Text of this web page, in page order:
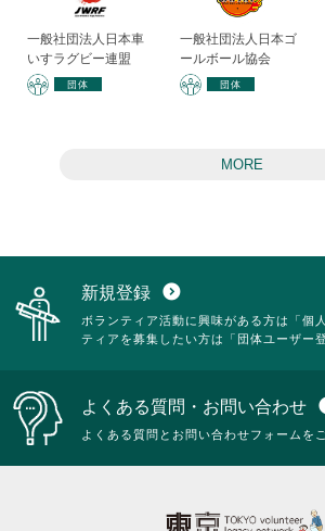
一般社団法人日本車
いすラグビー連盟
団体
一般社団法人日本ゴ
ールボール協会
団体
MORE
新規登録 expand_circle_down
ボランティア活動に興味がある方は「個
ティアを募集したい方は「団体ユーザー
よくある質問・お問い合わせ
よくある質問とお問い合わせフォームを